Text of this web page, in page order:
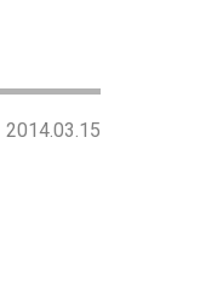
2014.03.15